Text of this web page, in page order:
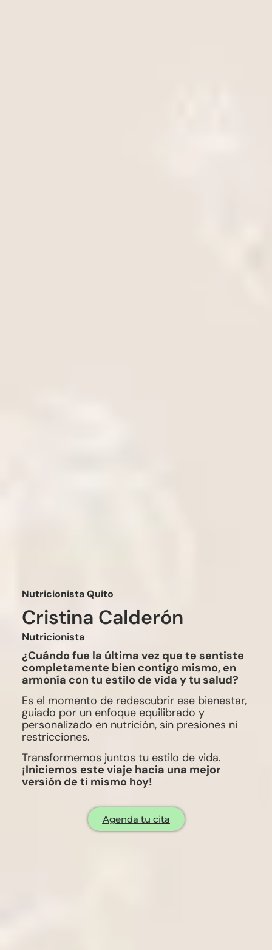
Nutricionista Quito
Cristina Calderón
Nutricionista
¿Cuándo fue la última vez que te sentiste
completamente bien contigo mismo, en
armonía con tu estilo de vida y tu salud?
Es el momento de redescubrir ese bienestar,
guiado por un enfoque equilibrado y
personalizado en nutrición, sin presiones ni
restricciones.
Transformemos juntos tu estilo de vida.
¡Iniciemos este viaje hacia una mejor
versión de ti mismo hoy!
Agenda tu cita